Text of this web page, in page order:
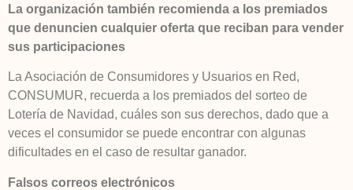
La organización también recomienda a los premiados
que denuncien cualquier oferta que reciban para vender
sus participaciones
La Asociación de Consumidores y Usuarios en Red,
CONSUMUR, recuerda a los premiados del sorteo de
Lotería de Navidad, cuáles son sus derechos, dado que a
veces el consumidor se puede encontrar con algunas
dificultades en el caso de resultar ganador.
Falsos correos electrónicos